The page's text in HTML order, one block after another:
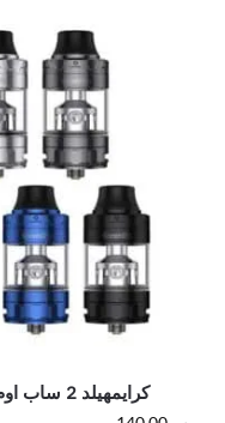
كرايمهيلد 2 ساب اوم – فيبفلاي